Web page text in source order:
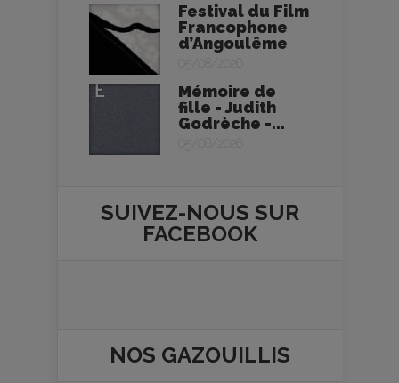
Festival du Film
Francophone
d’Angoulême
05/08/2026
Mémoire de
fille - Judith
Godrèche -...
05/08/2026
SUIVEZ-NOUS SUR
FACEBOOK
NOS GAZOUILLIS